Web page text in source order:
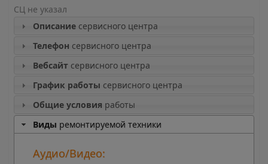
СЦ не указал
Описаниесервисного центра
Телефон сервисного центра
Вебсайтсервисного центра
График работы сервисного центра
Общие условия работы
Виды ремонтируемой техники
Аудио/Видео: